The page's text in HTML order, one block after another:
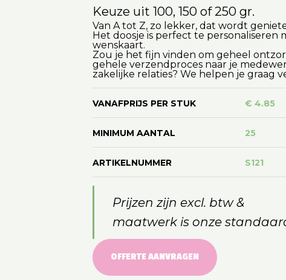
Keuze uit 100, 150 of 250 gr.
Van A tot Z, zo lekker, dat wordt
Het doosje is perfect te personaliseren
wenskaart.
Zou je het fijn vinden om geheel
gehele verzendproces naar je
zakelijke relaties? We helpen je graag
VANAFPRIJS PER STUK € 4.85
MINIMUM AANTAL 25
ARTIKELNUMMER S121
Prijzen zijn excl. btw &
maatwerk is onze
OFFERTE AANVRAGEN